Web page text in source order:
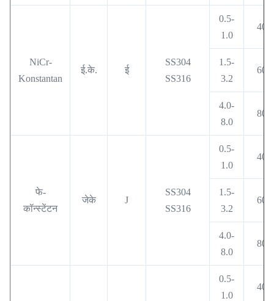
NiCr-
Konstantan
ई.के. ई
SS304
SS316
0.5-
1.0
400
1.5-
3.2
600
4.0-
8.0
800
फे-
कॉन्स्टेंटन
जेके J
SS304
SS316
0.5-
1.0
400
1.5-
3.2
600
4.0-
8.0
800
0.5-
1.0
400